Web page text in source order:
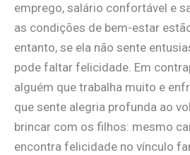
emprego, salário confortável e
as condições de bem-estar
entanto, se ela não sente
pode faltar felicidade. Em
alguém que trabalha muito e
que sente alegria profunda ao
brincar com os filhos: mesmo
encontra felicidade no vínculo